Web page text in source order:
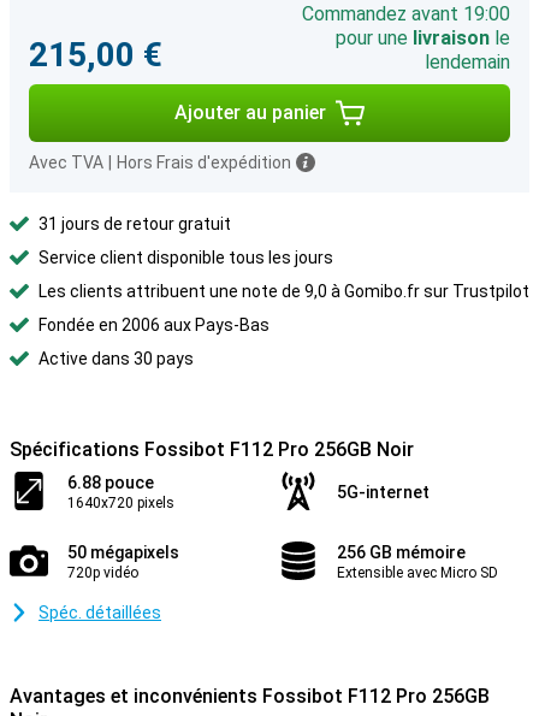
215,00 €
Commandez avant 19:00
pour une livraison le
lendemain
Ajouter au panier
Avec TVA Hors Frais d'expédition
31 jours de retour gratuit
Service client disponible tous les jours
Les clients attribuent une note de 9,0 à Gomibo.fr sur Trustpilot
Fondée en 2006 aux Pays-Bas
Active dans 30 pays
Spécifications Fossibot F112 Pro 256GB Noir
6.88 pouce
1640x720 pixels
5G-internet
50 mégapixels
720p vidéo
256 GB mémoire
Extensible avec Micro SD
Spéc. détaillées
Avantages et inconvénients Fossibot F112 Pro 256GB